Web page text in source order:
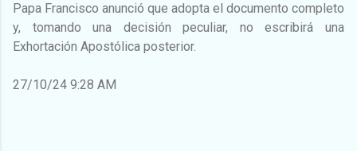
Papa Francisco anunció que adopta el documento completo
y, tomando una decisión peculiar, no escribirá una
Exhortación Apostólica posterior.
27/10/24 9:28 AM